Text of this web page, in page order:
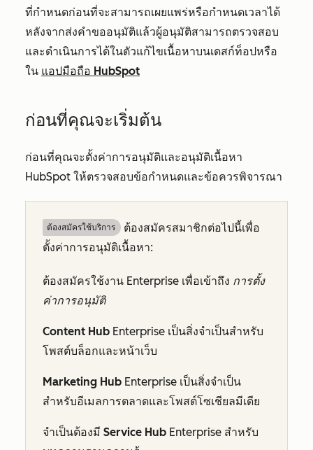
ที่กำหนดก่อนที่จะสามารถเผยแพร่หรือกำหนดเวลาได้
หลังจากส่งคำขออนุมัติแล้วผู้อนุมัติสามารถตรวจสอบ
และดำเนินการได้ในตัวแก้ไขเนื้อหาบนเดสก์ท็อปหรือ
ใน แอปมือถือ HubSpot
ก่อนที่คุณจะเริ่มต้น
ก่อนที่คุณจะตั้งค่าการอนุมัติและอนุมัติเนื้อหา
HubSpot ให้ตรวจสอบข้อกำหนดและข้อควรพิจารณา
ต้องสมัครใช้บริการ
ต้องสมัครสมาชิกต่อไปนี้เพื่อ
ตั้งค่าการอนุมัติเนื้อหา:
ต้องสมัครใช้งาน Enterprise เพื่อเข้าถึง การตั้ง
ค่าการอนุมัติ
Content Hub Enterprise เป็นสิ่งจำเป็นสำหรับ
โพสต์บล็อกและหน้าเว็บ
Marketing Hub Enterprise เป็นสิ่งจำเป็น
สำหรับอีเมลการตลาดและโพสต์โซเชียลมีเดีย
จำเป็นต้องมี Service Hub Enterprise สำหรับ